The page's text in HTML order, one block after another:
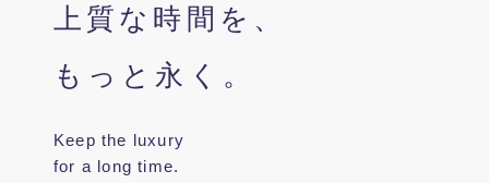
上質な時間を、
もっと永く。
Keep the luxury
for a long time.